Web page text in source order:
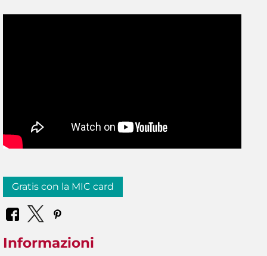
Gratis con la MIC card
Informazioni